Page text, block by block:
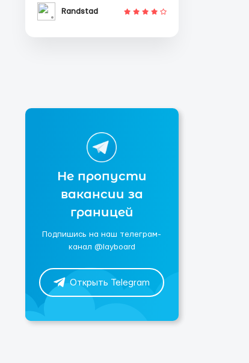
Randstad
Не пропусти
вакансии за
границей
Подпишись на наш телеграм-
канал @layboard
Открыть Telegram